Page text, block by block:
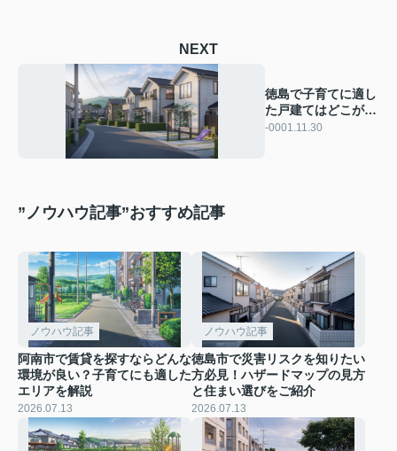
NEXT
徳島で子育てに適し
た戸建てはどこがお
すすめ？人気エリア
-0001.11.30
”ノウハウ記事”おすすめ記事
ノウハウ記事
阿南市で賃貸を探すならどんな
環境が良い？子育てにも適した
エリアを解説
2026.07.13
ノウハウ記事
徳島市で災害リスクを知りたい
方必見！ハザードマップの見方
と住まい選びをご紹介
2026.07.13